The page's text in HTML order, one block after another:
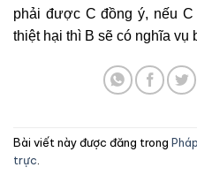
phải được C đồng ý, nếu
thiệt hại thì B sẽ có nghĩa vụ
Bài viết này được đăng trong
trực